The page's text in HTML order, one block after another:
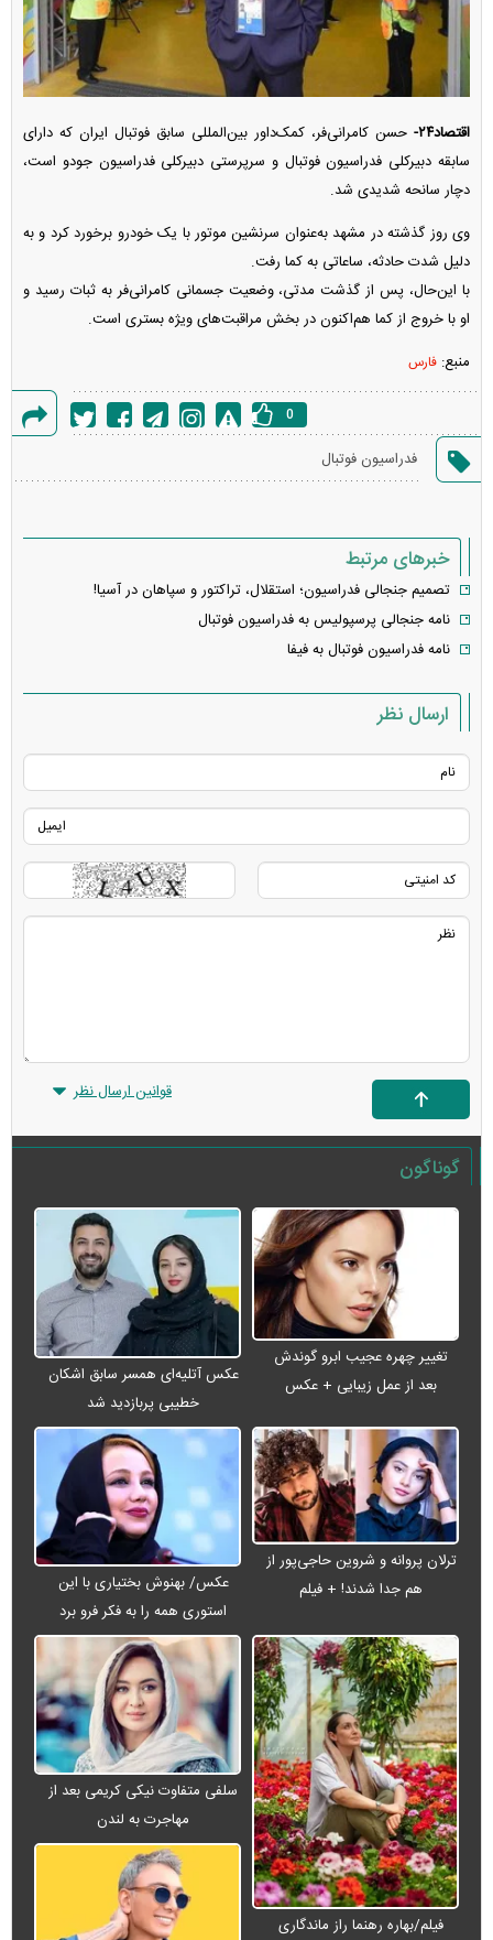
اقتصاد۲۴-
حسن کامرانی‌فر، کمک‌داور بین‌المللی سابق فوتبال ایران که دارای
سابقه دبیرکلی فدراسیون فوتبال و سرپرستی دبیرکلی فدراسیون جودو است،
دچار سانحه شدیدی شد.
وی روز گذشته در مشهد به‌عنوان سرنشین موتور با یک خودرو برخورد کرد و به
دلیل شدت حادثه، ساعاتی به کما رفت.
با این‌حال، پس از گذشت مدتی، وضعیت جسمانی کامرانی‌فر به ثبات رسید و
او با خروج از کما هم‌اکنون در بخش مراقبت‌های ویژه بستری است.
منبع: فارس
خطا
0
فدراسیون فوتبال
خبرهای مرتبط
تصمیم جنجالی فدراسیون؛ استقلال، تراکتور و سپاهان در آسیا!
نامه جنجالی پرسپولیس به فدراسیون فوتبال
نامه فدراسیون فوتبال به فیفا
ارسال نظر
قوانین ارسال نظر
گوناگون
تغییر چهره عجیب ابرو گوندش
بعد از عمل زیبایی + عکس
عکس آتلیه‌ای همسر سابق اشکان
خطیبی پربازدید شد
ترلان پروانه و شروین حاجی‌پور از
هم جدا شدند! + فیلم
عکس/ بهنوش بختیاری با این
استوری همه را به فکر فرو برد
فیلم/بهاره رهنما راز ماندگاری
سلفی متفاوت نیکی کریمی بعد از
مهاجرت به لندن